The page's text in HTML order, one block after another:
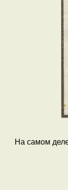
На самом